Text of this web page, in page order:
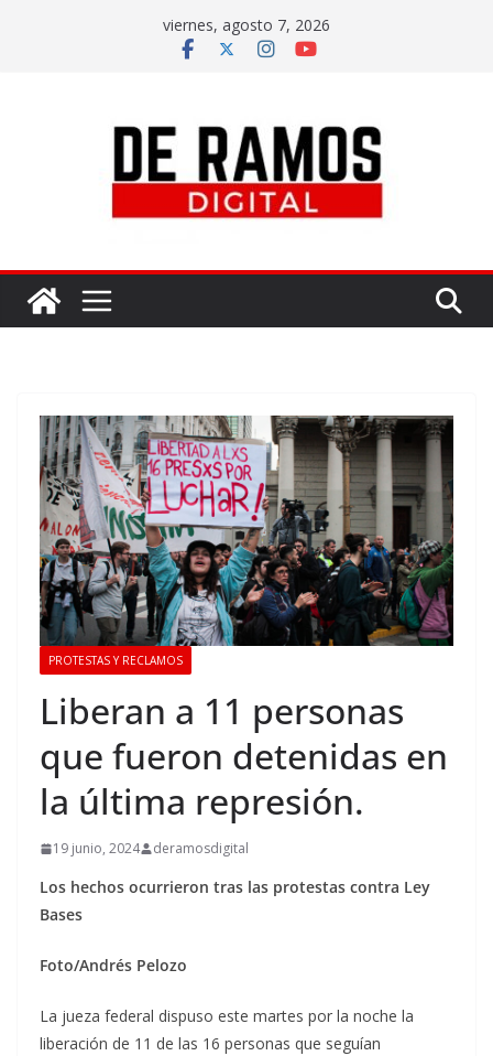
viernes, agosto 7, 2026
PROTESTAS Y RECLAMOS
Liberan a 11 personas
que fueron detenidas en
la última represión.
19 junio, 2024 deramosdigital
Los hechos ocurrieron tras las protestas contra Ley
Bases
Foto/Andrés Pelozo
La jueza federal dispuso este martes por la noche la
liberación de 11 de las 16 personas que seguían